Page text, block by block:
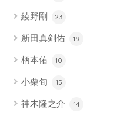
綾野剛 23
新田真剣佑 19
柄本佑 10
小栗旬 15
神木隆之介 14